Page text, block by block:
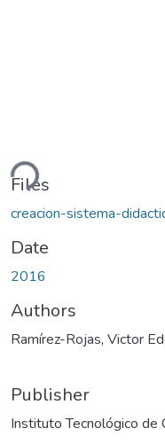
Files
creacion-sistema-
Date
2016
Authors
Ramírez-Rojas, Victor
Publisher
Instituto Tecnológico de